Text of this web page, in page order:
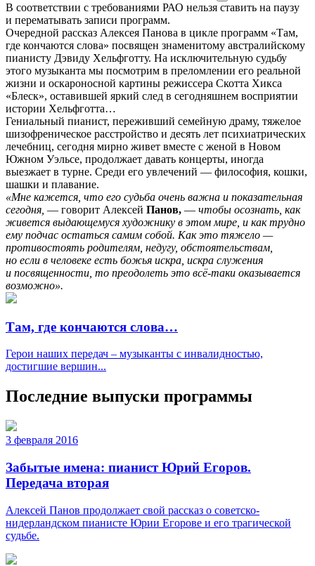
В соответствии с требованиями РАО нельзя ставить на паузу
и перематывать записи программ.
Очередной рассказ Алексея Панова в цикле программ «Там,
где кончаются слова» посвящен знаменитому австралийскому
пианисту Дэвиду Хельфготту. На исключительную судьбу
этого музыканта мы посмотрим в преломлении его реальной
жизни и оскароносной картины режиссера Скотта Хикса
«Блеск», оставившей яркий след в сегодняшнем восприятии
истории Хельфготта…
Гениальный пианист, переживший семейную драму, тяжелое
шизофреническое расстройство и десять лет психиатрических
лечебниц, сегодня мирно живет вместе с женой в Новом
Южном Уэльсе, продолжает давать концерты, иногда
выезжает в турне. Среди его увлечений — философия, кошки,
шашки и плавание.
«Мне кажется, что его судьба очень важна и показательная
сегодня, — говорит Алексей Панов, — чтобы осознать, как
живется выдающемуся художнику в этом мире, и как трудно
ему подчас остаться самим собой. Как это тяжело —
противостоять родителям, недугу, обстоятельствам,
но если в человеке есть божья искра, искра служения
и посвященности, то преодолеть это всё-таки оказывается
возможно».
Там, где кончаются слова…
Герои наших передач – музыканты с инвалидностью,
достигшие вершин...
Последние выпуски программы
3 февраля 2016
Забытые имена: пианист Юрий Егоров.
Передача вторая
Алексей Панов продолжает свой рассказ о советско-
нидерландском пианисте Юрии Егорове и его трагической
судьбе.